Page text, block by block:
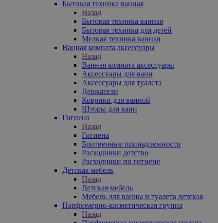
Бытовая техника ванная
Назад
Бытовая техника ванная
Бытовая техника для детей
Мелкая техника ванная
Ванная комната аксессуары
Назад
Ванная комната аксессуары
Аксессуары для ванн
Аксессуары для туалета
Держатели
Коврики для ванной
Шторы для ванн
Гигиена
Назад
Гигиена
Бритвенные принадлежности
Расходники детство
Расходники по гигиене
Детская мебель
Назад
Детская мебель
Мебель для ванны и туалета детская
Парфюмерно-косметическая группа
Назад